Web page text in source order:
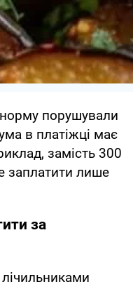
порушували
в платіжці має
замість 300
заплатити лише
за